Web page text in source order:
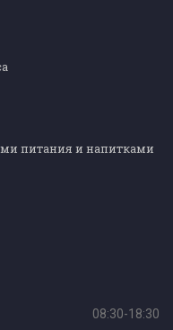
питания и напитками
08:30-18:30